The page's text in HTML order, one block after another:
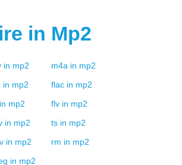
in Mp2
in mp2 m4a in mp2
in mp2 flac in mp2
in mp2 flv in mp2
in mp2 ts in mp2
in mp2 rm in mp2
in mp2